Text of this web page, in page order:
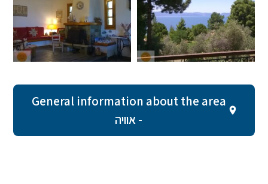
General information about the area
- אוויה